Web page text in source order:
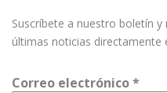
Suscríbete a nuestro boletín
últimas noticias directamente
Correo electrónico*